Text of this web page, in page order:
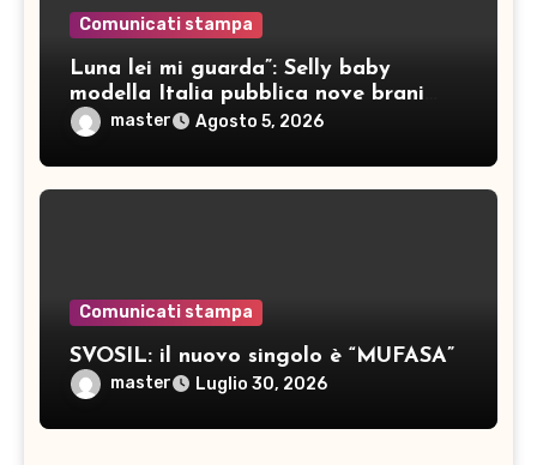
Comunicati stampa
Luna lei mi guarda”: Selly baby
modella Italia pubblica nove brani
ineditimaster Agosto 5, 2026
Comunicati stampa
SVOSIL: il nuovo singolo è “MUFASA”
master Luglio 30, 2026